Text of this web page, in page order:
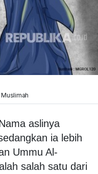
aslinya
ia lebih
Ummu Al-
salah satu dari